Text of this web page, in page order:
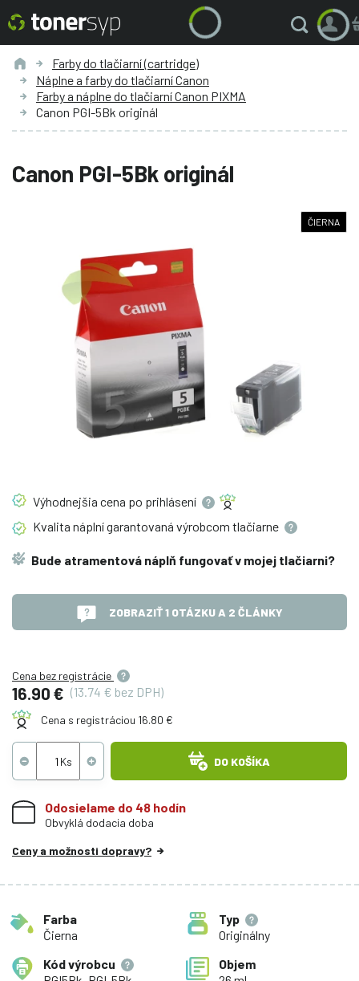
Farby do tlačiarní (cartridge)
Náplne a farby do tlačiarní Canon
Farby a náplne do tlačiarní Canon PIXMA
Canon PGI-5Bk originál
Canon PGI-5Bk originál
ČIERNA
Výhodnejšia cena po prihlásení
Kvalita náplní garantovaná výrobcom tlačiarne
Bude atramentová náplň fungovať v mojej tlačiarni?
ZOBRAZIŤ 1 OTÁZKU A 2 ČLÁNKY
Cena bez registrácie
16.90 € (13.74 € bez DPH)
Cena s registráciou 16.80 €
DO KOŠÍKA
Odosielame do 48 hodín
Obvyklá dodacia doba
Ceny a možnosti dopravy?
Farba
Čierna
Typ
Originálny
Kód výrobcu
Objem